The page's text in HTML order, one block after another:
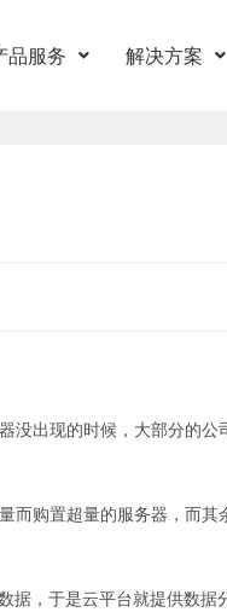
品服务 解决方案
出现的时候，大部分的
购置超量的服务器，而
，于是云平台就提供数据